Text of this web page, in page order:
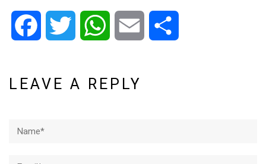
Facebook Twitter WhatsApp Email
LEAVE A REPLY